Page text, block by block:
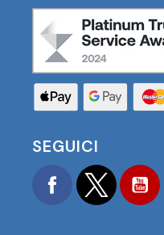
SEGUICI
FacebookTwitter